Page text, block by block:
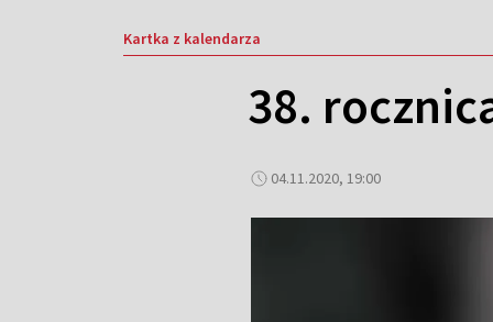
Kartka z kalendarza
38.
04.11.2020, 19:00